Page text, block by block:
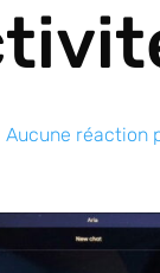
Aucune réaction